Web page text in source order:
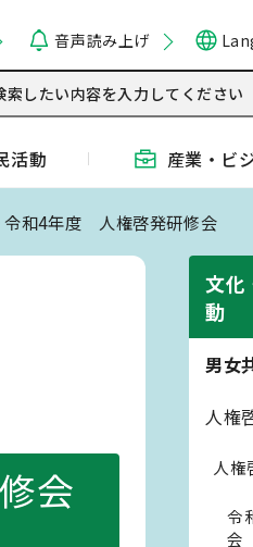
音声読み上げ
活動 産業・ ビ
令和4年度 人権啓発研修会
会
文化
動
男女
人権
人権
令
会